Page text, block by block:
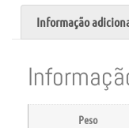
Informação
Peso